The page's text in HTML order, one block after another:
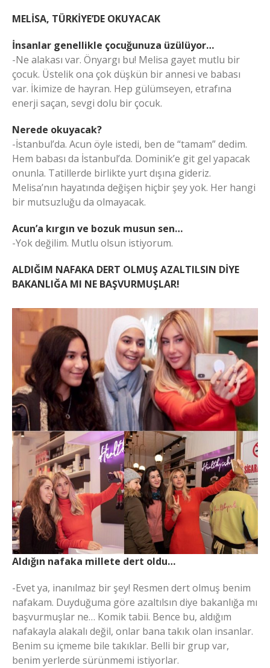
MELİSA, TÜRKİYE’DE OKUYACAK
İnsanlar genellikle çocuğunuza üzülüyor…
-Ne alakası var. Önyargı bu! Melisa gayet mutlu bir
çocuk. Üstelik ona çok düşkün bir annesi ve babası
var. İkimize de hayran. Hep gülümseyen, etrafına
enerji saçan, sevgi dolu bir çocuk.
Nerede okuyacak?
-İstanbul’da. Acun öyle istedi, ben de “tamam” dedim.
Hem babası da İstanbul’da. Dominik’e git gel yapacak
onunla. Tatillerde birlikte yurt dışına gideriz.
Melisa’nın hayatında değişen hiçbir şey yok. Her hangi
bir mutsuzluğu da olmayacak.
Acun’a kırgın ve bozuk musun sen…
-Yok değilim. Mutlu olsun istiyorum.
ALDIĞIM NAFAKA DERT OLMUŞ AZALTILSIN DİYE
BAKANLIĞA MI NE BAŞVURMUŞLAR!
Aldığın nafaka millete dert oldu…
-Evet ya, inanılmaz bir şey! Resmen dert olmuş benim
nafakam. Duyduğuma göre azaltılsın diye bakanlığa mı
başvurmuşlar ne… Komik tabii. Bence bu, aldığım
nafakayla alakalı değil, onlar bana takık olan insanlar.
Benim su içmeme bile takıklar. Belli bir grup var,
benim yerlerde sürünmemi istiyorlar.